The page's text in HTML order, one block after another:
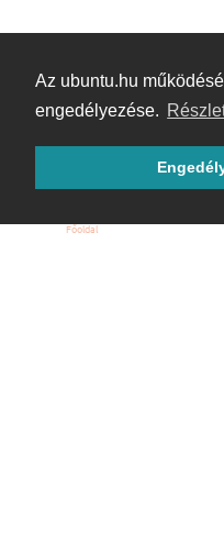
Az ubuntu.hu
engedélyezése.
Főoldal